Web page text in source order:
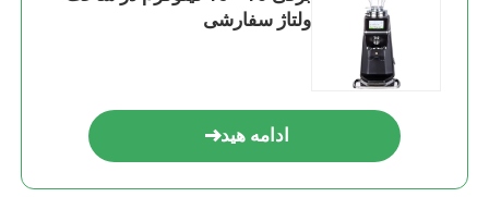
ولتاژ سفارشی
ادامه هید